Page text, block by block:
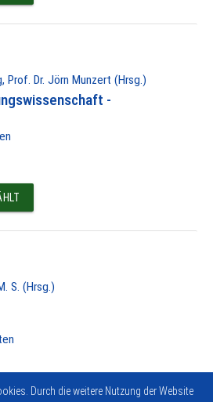
Prof. Dr. Jörn Munzert (Hrsg.)
-
S. (Hrsg.)
Durch die weitere Nutzung der Website